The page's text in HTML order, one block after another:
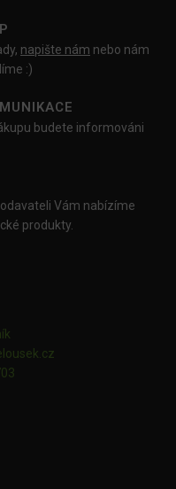
napište nám nebo nám
:)
budete informováni
Vám nabízíme
produkty.